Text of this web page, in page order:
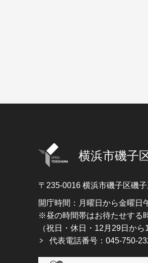
横浜市磯子
〒235-0016 横浜市磯子区磯
開庁時間：月曜日から金曜日
※昼の時間帯はお待たせする
（祝日・休日・12月29日から
代表電話番号：045-750-